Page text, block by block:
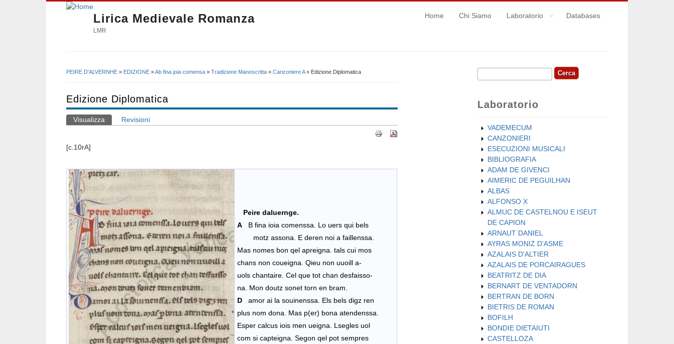
Lirica Medievale Romanza
LMR
Home Chi Siamo Laboratorio Databases
PEIRE D'ALVERNHE » EDIZIONE »Ab fina joia comensa » Tradizione Manoscritta » Canzoniere A» Edizione Diplomatica
Edizione Diplomatica
Schede primarie
Visualizza (scheda attiva)
Revisioni
[c.10rA]
Peire daluernge.
A B fina ioia comenssa. Lo uers qui bels
motz assona. E deren noi a faillenssa.
Mas nomes bon qel apreigna. tals cui mos
chans non coueigna. Qieu non uuoill a-
uols chantaire. Cel que tot chan desfaisso-
na. Mon doutz sonet torn en bram.
D amor ai la souinenssa. Els bels digz ren
plus nom dona. Mas p(er) bona atendenssa.
Esper calcus iois men ueigna. Lsegles uol
com si capteigna. Segon qel pot sempres
Form di ricerca
Cerca
Laboratorio
VADEMECUM
CANZONIERI
ESECUZIONI MUSICALI
BIBLIOGRAFIA
ADAM DE GIVENCI
AIMERIC DE PEGUILHAN
ALBAS
ALFONSO X
ALMUC DE CASTELNOU E ISEUT
DE CAPION
ARNAUT DANIEL
AYRAS MONIZ D'ASME
AZALAIS D'ALTIER
AZALAIS DE PORCAIRAGUES
BEATRITZ DE DIA
BERNART DE VENTADORN
BERTRAN DE BORN
BIETRIS DE ROMAN
BOFILH
BONDIE DIETAIUTI
CASTELLOZA